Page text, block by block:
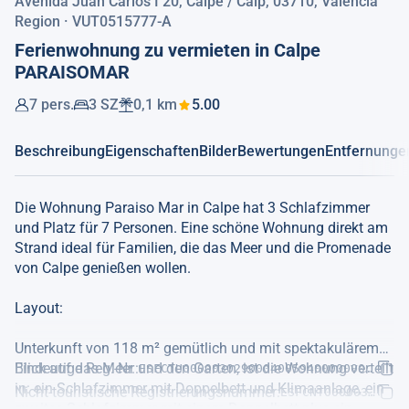
Region · VUT0515777-A
Ferienwohnung zu vermieten in Calpe
PARAISOMAR
7 pers. 3 SZ 0,1 km 5.00
BeschreibungEigenschaftenBilderBewertungen
Die Wohnung Paraiso Mar in Calpe hat 3 Schlafzimmer
und Platz für 7 Personen. Eine schöne Wohnung direkt am
Strand ideal für Familien, die das Meer und die Promenade
von Calpe genießen wollen.
Layout:
Unterkunft von 118 m² gemütlich und mit spektakulärem
Blick auf das Meer und den Garten, ist die Wohnung verteilt
in: ein Schlafzimmer mit Doppelbett und Klimaanlage, ein
Eindeutige Reg.-Nr.:
Nicht-touristische Registrierungsnummer: